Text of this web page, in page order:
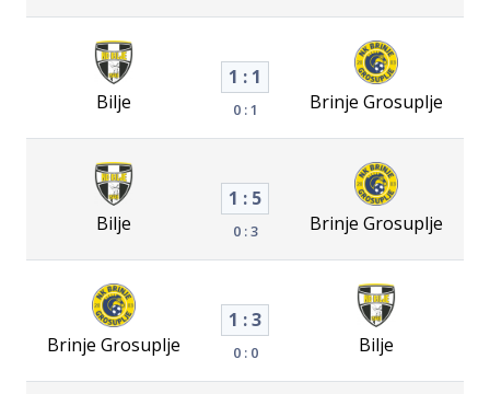
Bilje
1 : 1
0 : 1 Brinje Grosuplje
Bilje
1 : 5
0 : 3 Brinje Grosuplje
Brinje Grosuplje
1 : 3
0 : 0 Bilje